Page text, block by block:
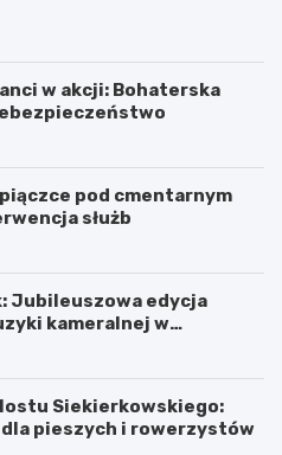
w akcji: Bohaterska
pod cmentarnym
służb
Jubileuszowa edycja
kameralnej w
Siekierkowskiego:
pieszych i rowerzystów